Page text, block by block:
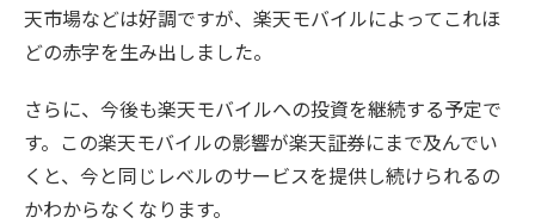
天市場などは好調ですが、楽天モバイルによってこれほ
どの赤字を生み出しました。
さらに、今後も楽天モバイルへの投資を継続する予定で
す。この楽天モバイルの影響が楽天証券にまで及んでい
くと、今と同じレベルのサービスを提供し続けられるの
かわからなくなります。